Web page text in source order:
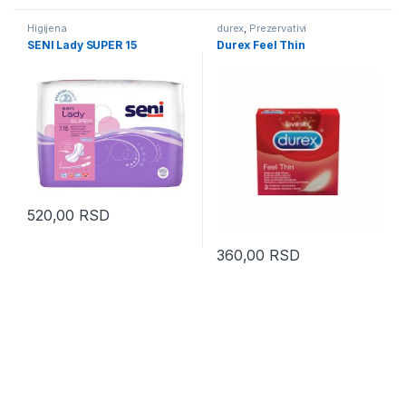
Higijena
SENI Lady SUPER 15
520,00 RSD
durex, Prezervativi
Durex Feel Thin
360,00 RSD